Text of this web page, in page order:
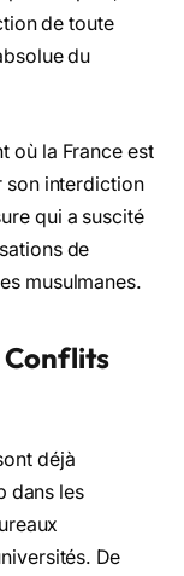
de toute
du
où la France est
son interdiction
qui a suscité
de
musulmanes.
Conflits
déjà
dans les
De